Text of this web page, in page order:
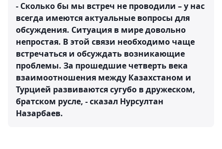
- Сколько бы мы встреч не проводили – у нас
всегда имеются актуальные вопросы для
обсуждения. Ситуация в мире довольно
непростая. В этой связи необходимо чаще
встречаться и обсуждать возникающие
проблемы. За прошедшие четверть века
взаимоотношения между Казахстаном и
Турцией развиваются сугубо в дружеском,
братском русле, - сказал Нурсултан
Назарбаев.